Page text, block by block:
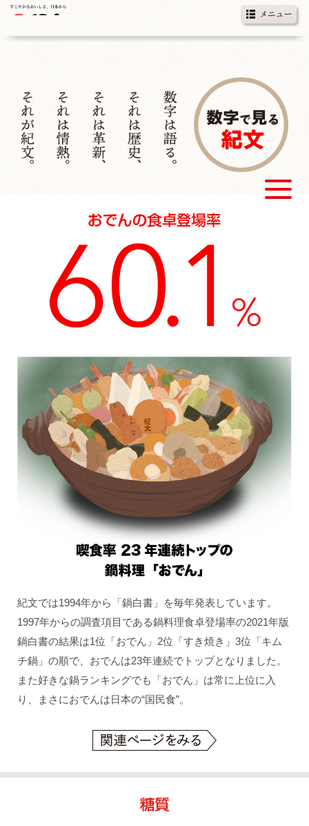
紀文では1994年から「鍋白書」を毎年発表しています。
1997年からの調査項目である鍋料理食卓登場率の2021年版
鍋白書の結果は1位「おでん」2位「すき焼き」3位「キム
チ鍋」の順で、おでんは23年連続でトップとなりました。
また好きな鍋ランキングでも「おでん」は常に上位に入
り、まさにおでんは日本の“国民食”。